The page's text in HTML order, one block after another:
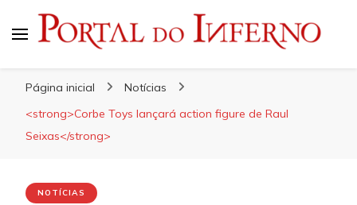
Página inicial
Notícias
<strong>Corbe Toys lançará action figure de Raul
Seixas</strong>
NOTÍCIAS